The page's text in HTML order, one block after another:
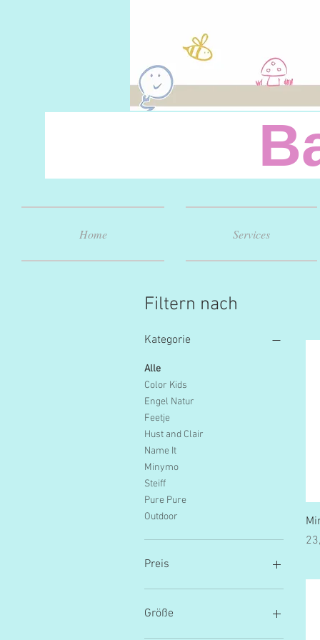
Home Services
Filtern nach
Kategorie
Alle
Color Kids
Engel Natur
Feetje
Hust and Clair
Name It
Minymo
Steiff
Pure Pure
Outdoor
Preis
Größe